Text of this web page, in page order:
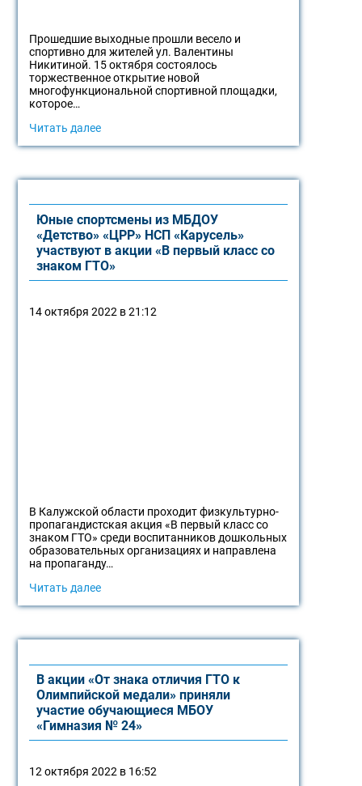
Прошедшие выходные прошли весело и
спортивно для жителей ул. Валентины
Никитиной. 15 октября состоялось
торжественное открытие новой
многофункциональной спортивной площадки,
которое…
Читать далее
Юные спортсмены из МБДОУ
«Детство» «ЦРР» НСП «Карусель»
участвуют в акции «В первый класс со
знаком ГТО»
14 октября 2022 в 21:12
В Калужской области проходит физкультурно-
пропагандистская акция «В первый класс со
знаком ГТО» среди воспитанников дошкольных
образовательных организациях и направлена
на пропаганду…
Читать далее
В акции «От знака отличия ГТО к
Олимпийской медали» приняли
участие обучающиеся МБОУ
«Гимназия № 24»
12 октября 2022 в 16:52